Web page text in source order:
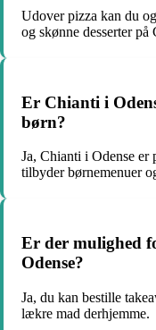
Udover pizza kan du
og skønne desserter på
Er Chianti i
børn?
Ja, Chianti i Odense
tilbyder børnemenuer
Er der mulighed
Odense?
Ja, du kan bestille
lækre mad derhjemme.